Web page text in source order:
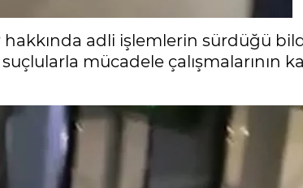
hakkında adli işlemlerin sürdüğü
mücadele çalışmalarının